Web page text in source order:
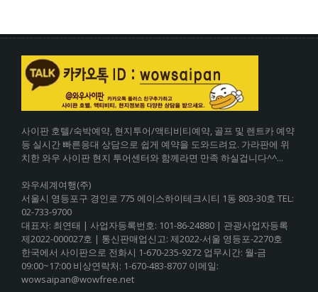
사이판 호텔/숙박예약, 현지투어/액티비티예약, 골프 및 렌트카 예약
등 실시간 빠른응대 상담으로 쉽게 예약을 도와드려요. 가라판에 위
치한 와우 사이판 현지 투어센터와 함께라면 만족 하실겁니다^^...
와우세계여행(주)
서울시 영등포구 경인로 775 에이스하이테크시티 1동 803-30호 TEL:
02-733-9700
대표자: 최연태 | 사업자등록번호: 101-86-24880 | 관광사업자등록
제2022-000027호 | 통신판매업신고: 제2022-서울 영등포-2270호
한국에서 사이판으로 전화시 1-670-235-9272 업무시간: 월-금
09:00~17:00 비상연락처: 1-670-483-8707 이메일:
wowsaipan@wowfree.net